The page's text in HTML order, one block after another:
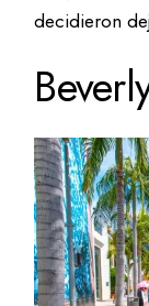
decidieron